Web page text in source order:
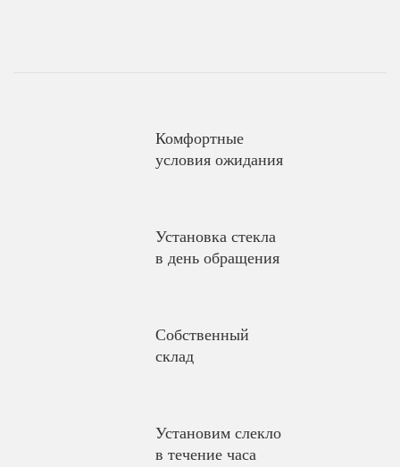
Комфортные
условия ожидания
Установка стекла
в день обращения
Собственный
склад
Установим слекло
в течение часа